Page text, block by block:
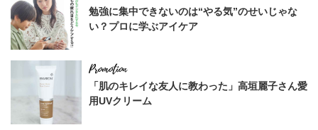
勉強に集中できないのは“やる気”のせいじゃな
い？プロに学ぶアイケア
「肌のキレイな友人に教わった」高垣麗子さん愛
用UVクリーム